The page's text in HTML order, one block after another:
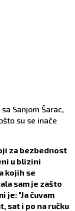
Sanjom Šarac,
su se inače
za bezbednost
u blizini
kojih se
sam je zašto
je: "Ja čuvam
sat i po na ručku